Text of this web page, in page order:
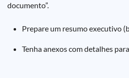
documento”.
Prepare um resumo executivo
Tenha anexos com detalhes